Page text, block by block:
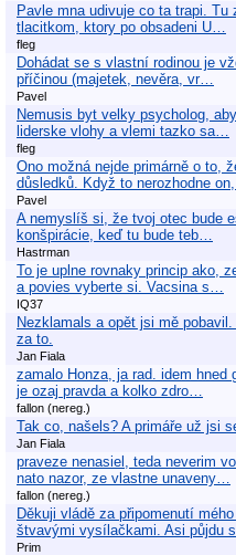
Pavle mna udivuje co ta trapi. Tu
tlacitkom, ktory po obsadeni U…
fleg
Dohádat se s vlastní rodinou je
příčinou (majetek, nevěra, vr…
Pavel
Nemusis byt velky psycholog,
liderske vlohy a vlemi tazko sa…
fleg
Ono možná nejde primárně o to,
důsledků. Když to nerozhodne
Pavel
A nemyslíš si, že tvoj otec bude
konšpirácie, keď tu bude teb…
Hastrman
To je uplne rovnaky princip ako,
a povies vyberte si. Vacsina s…
IQ37
Nezklamals a opět jsi mě
za to.
Jan Fiala
zamalo Honza, ja rad. idem
je ozaj pravda a kolko zdro…
fallon (nereg.)
Tak co, našels? A primáře už jsi
Jan Fiala
praveze nenasiel, teda neverim
nato nazor, ze vlastne unaveny…
fallon (nereg.)
Děkuji vládě za připomenutí
štvavými vysílačkami. Asi půjdu
Prim